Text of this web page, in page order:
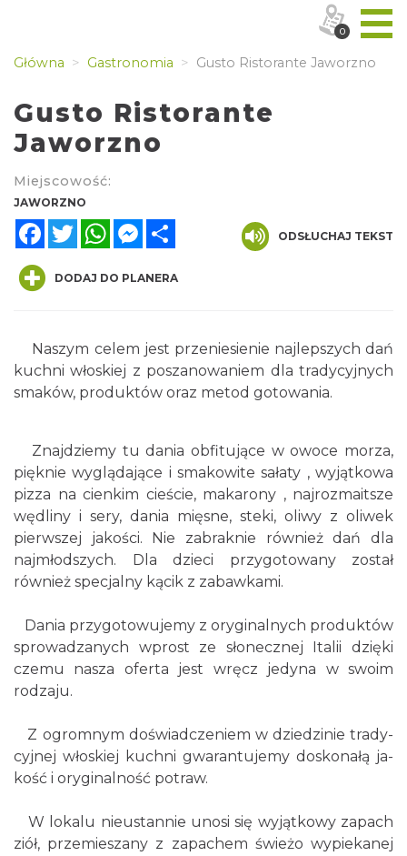
Główna Gastronomia Gusto Ristorante Jaworzno
Gusto Ristorante
Jaworzno
Miejscowość:
JAWORZNO
FacebookTwitterWhatsAppMessenger
ODSŁUCHAJ TEKST
DODAJ DO PLANERA
Naszym celem jest przeniesienie najlepszych dań
kuchni włoskiej z poszanowaniem dla tradycyjnych
smaków, produktów oraz metod gotowania.
Znajdziemy tu dania obfitujące w owoce morza,
pięknie wyglądające i smakowite sałaty , wyjątkowa
pizza na cienkim cieście, makarony , najrozmaitsze
wędliny i sery, dania mięsne, steki, oliwy z oliwek
pierwszej jakości. Nie zabraknie również dań dla
najmłodszych. Dla dzieci przygotowany został
również specjalny kącik z zabawkami.
Dania przy­go­to­wu­je­my z ory­gi­nal­nych pro­duk­tów
spro­wa­dza­nych wprost ze sło­necz­nej Ita­lii dzię­ki
cze­mu na­sza ofer­ta jest wręcz jedyna w swoim
rodzaju.
Z ogrom­nym do­świad­cze­niem w dzie­dzi­nie tra­dy­
cyj­nej wło­skiej kuch­ni gwa­ran­tu­jemy do­sko­na­łą ja­
kość i ory­gi­nal­ność po­traw.
W lokalu nieustannie unosi się wyjątkowy zapach
ziół, przemieszany z zapachem świeżo wypiekanej
0